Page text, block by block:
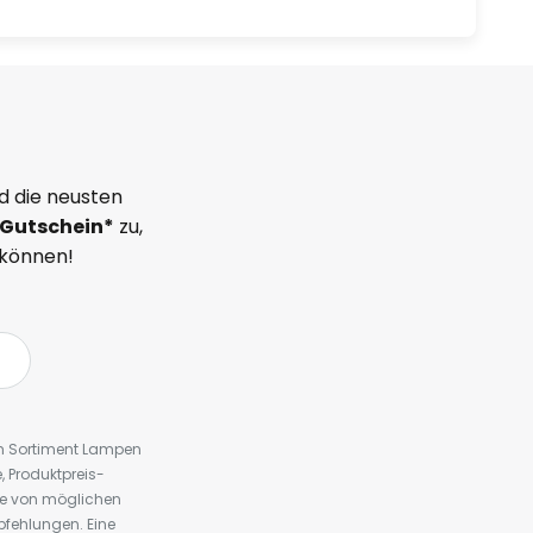
die neusten
zu,
Sortiment Lampen
Produktpreis-
von möglichen
Eine